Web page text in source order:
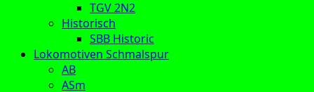
TGV 2N2
Historisch
SBB Historic
Lokomotiven Schmalspur
AB
ASm